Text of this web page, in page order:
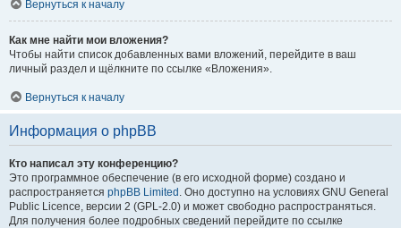
Вернуться к началу
Как мне найти мои вложения?
Чтобы найти список добавленных вами вложений, перейдите в ваш
личный раздел и щёлкните по ссылке «Вложения».
Вернуться к началу
Информация о phpBB
Кто написал эту конференцию?
Это программное обеспечение (в его исходной форме) создано и
распространяется phpBB Limited . Оно доступно на условиях GNU General
Public Licence, версии 2 (GPL-2.0) и может свободно распространяться.
Для получения более подробных сведений перейдите по ссылке